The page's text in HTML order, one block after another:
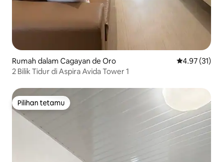
Rumah dalam Cagayan de Oro Penarafan
4.97 (31)
2 Bilik Tidur di Aspira Avida Tower 1
Pilihan tetamu
Pilihan tetamu